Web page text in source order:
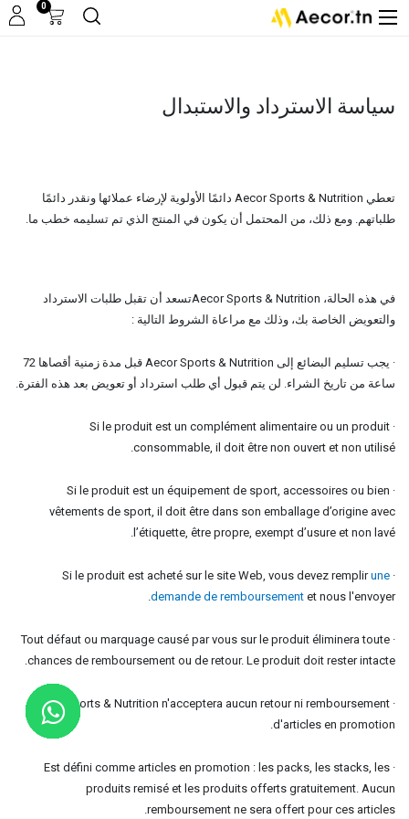
0
سياسة الاسترداد والاستبدال
تعطي Aecor Sports & Nutrition دائمًا الأولوية لإرضاء عملائها ونقدر دائمًا
طلباتهم. ومع ذلك، من المحتمل أن يكون في المنتج الذي تم تسليمه خطب ما.
في هذه الحالة، Aecor Sports & Nutritionتسعد أن تقبل طلبات الاسترداد
والتعويض الخاصة بك، وذلك مع مراعاة الشروط التالية :
· يجب تسليم البضائع إلى Aecor Sports & Nutrition قبل مدة زمنية أقصاها 72
ساعة من تاريخ الشراء. لن يتم قبول أي طلب استرداد أو تعويض بعد هذه الفترة.
· Si le produit est un complément alimentaire ou un produit
consommable, il doit être non ouvert et non utilisé.
· Si le produit est un équipement de sport, accessoires ou bien
vêtements de sport, il doit être dans son emballage d’origine avec
l’étiquette, être propre, exempt d’usure et non lavé.
· Si le produit est acheté sur le site Web, vous devez remplir
une
demande de remboursement et nous l'envoyer.
· Tout défaut ou marquage causé par vous sur le produit éliminera toute
chances de remboursement ou de retour. Le produit doit rester intacte.
· Aecor Sports & Nutrition n'acceptera aucun retour ni remboursement
d'articles en promotion.
· Est défini comme articles en promotion : les packs, les stacks, les
produits remisé et les produits offerts gratuitement. Aucun
remboursement ne sera offert pour ces articles.